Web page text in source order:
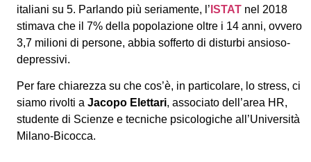
italiani su 5. Parlando più seriamente, l’ ISTAT nel 2018
stimava che il 7% della popolazione oltre i 14 anni, ovvero
3,7 milioni di persone, abbia sofferto di disturbi ansioso-
depressivi.
Per fare chiarezza su che cos’è, in particolare, lo stress, ci
siamo rivolti a Jacopo Elettari, associato dell’area HR,
studente di Scienze e tecniche psicologiche all’Università
Milano-Bicocca.